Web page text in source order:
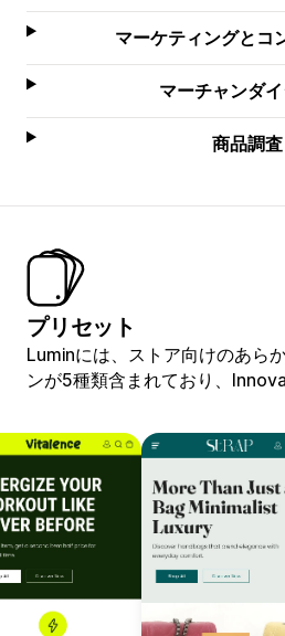
マーケティングとコ
マーチャンダ
商品調査
プリセット
Luminには、ストア向けのあら
ンが5種類含まれており、